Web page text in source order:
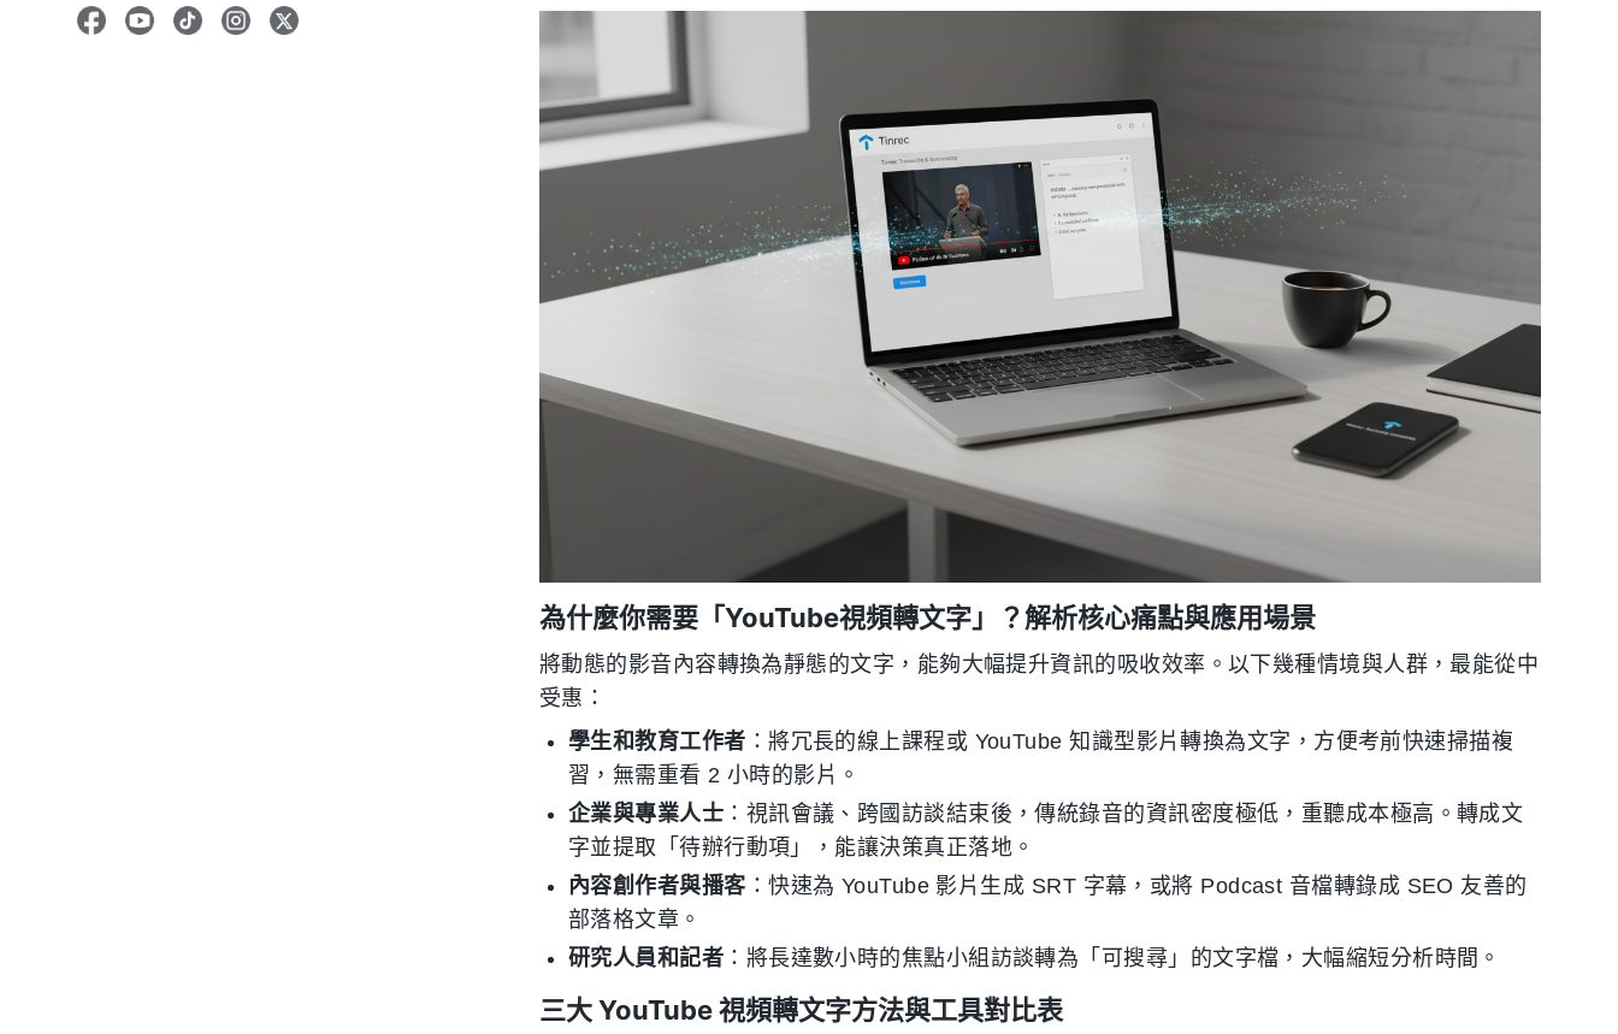
為什麼你需要「YouTube視頻轉文字」？解析核心痛點與應用場景
將動態的影音內容轉換為靜態的文字，能夠大幅提升資訊的吸收效率。以下幾種情境與人群，最能從中
受惠：
學生和教育工作者 ：將冗長的線上課程或 YouTube 知識型影片轉換為文字，方便考前快速掃描複
習，無需重看 2 小時的影片。
企業與專業人士 ：視訊會議、跨國訪談結束後，傳統錄音的資訊密度極低，重聽成本極高。轉成文
字並提取「待辦行動項」，能讓決策真正落地。
內容創作者與播客：快速為 YouTube 影片生成 SRT 字幕，或將 Podcast 音檔轉錄成 SEO 友善的
部落格文章。
研究人員和記者 ：將長達數小時的焦點小組訪談轉為「可搜尋」的文字檔，大幅縮短分析時間。
三大 YouTube 視頻轉文字方法與工具對比表